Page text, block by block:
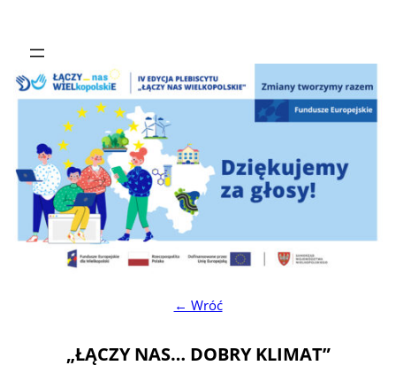
← Wróć
„ŁĄCZY NAS… DOBRY KLIMAT”